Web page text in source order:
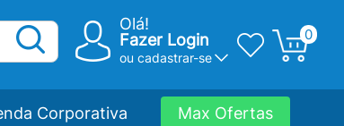
Olá!
Fazer Login
ou cadastrar-se
0
Corporativa Max Ofertas